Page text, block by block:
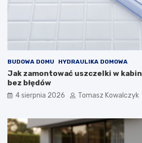
BUDOWA DOMU HYDRAULIKA DOMOWA
Jak zamontować uszczelki w
bez błędów
4 sierpnia 2026 Tomasz Kowalczyk